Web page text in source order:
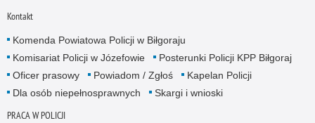
Kontakt
Komenda Powiatowa Policji w Biłgoraju
Komisariat Policji w Józefowie
Posterunki Policji KPP Biłgoraj
Oficer prasowy
Powiadom / Zgłoś
Kapelan Policji
Dla osób niepełnosprawnych
Skargi i wnioski
PRACA W POLICJI